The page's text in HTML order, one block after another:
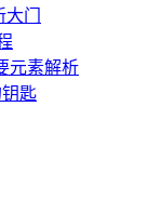
门
元素解析
匙